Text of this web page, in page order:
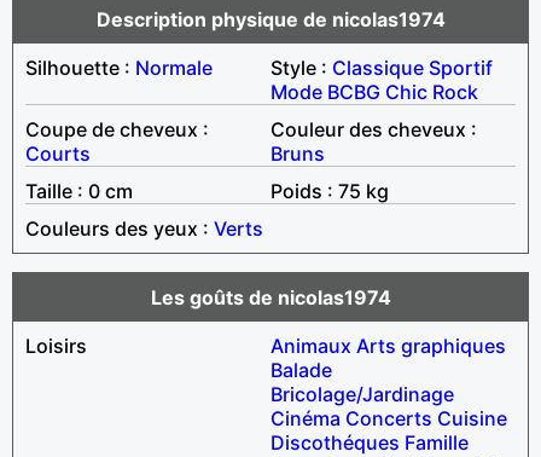
Description physique de nicolas1974
Silhouette : Normale Style : Classique Sportif
Mode BCBG Chic Rock
Coupe de cheveux :
Courts
Couleur des cheveux :
Bruns
Taille : 0 cm
Poids : 75 kg
Couleurs des yeux : Verts
Les goûts de nicolas1974
Loisirs
Animaux Arts graphiques
Balade
Bricolage/Jardinage
Cinéma Concerts Cuisine
Discothéques Famille